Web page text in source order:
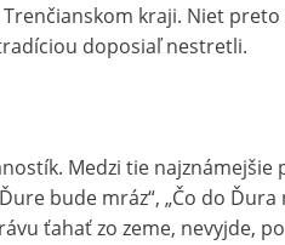
kraji. Niet
doposiaľ nestretli.
Medzi tie najznámejšie
bude mráz“, „Čo do Ďura
ťahať zo zeme, nevyjde,